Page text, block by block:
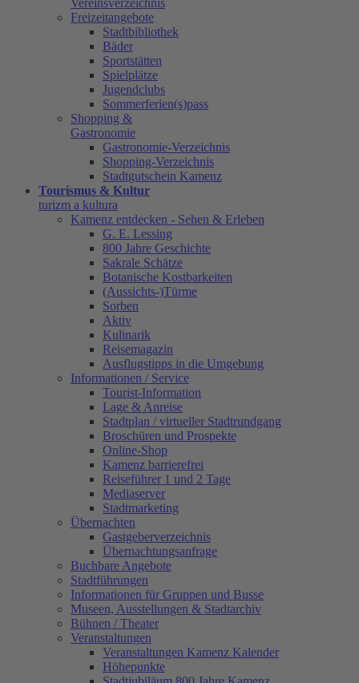
Vereinsverzeichnis
Freizeitangebote
Stadtbibliothek
Bäder
Sportstätten
Spielplätze
Jugendclubs
Sommerferien(s)pass
Shopping &
Gastronomie
Gastronomie-Verzeichnis
Shopping-Verzeichnis
Stadtgutschein Kamenz
Tourismus & Kultur
turizm a kultura
Kamenz entdecken - Sehen & Erleben
G. E. Lessing
800 Jahre Geschichte
Sakrale Schätze
Botanische Kostbarkeiten
(Aussichts-)Türme
Sorben
Aktiv
Kulinarik
Reisemagazin
Ausflugstipps in die Umgebung
Informationen / Service
Tourist-Information
Lage & Anreise
Stadtplan / virtueller Stadtrundgang
Broschüren und Prospekte
Online-Shop
Kamenz barrierefrei
Reiseführer 1 und 2 Tage
Mediaserver
Stadtmarketing
Übernachten
Gastgeberverzeichnis
Übernachtungsanfrage
Buchbare Angebote
Stadtführungen
Informationen für Gruppen und Busse
Museen, Ausstellungen & Stadtarchiv
Bühnen / Theater
Veranstaltungen
Veranstaltungen Kamenz Kalender
Höhepunkte